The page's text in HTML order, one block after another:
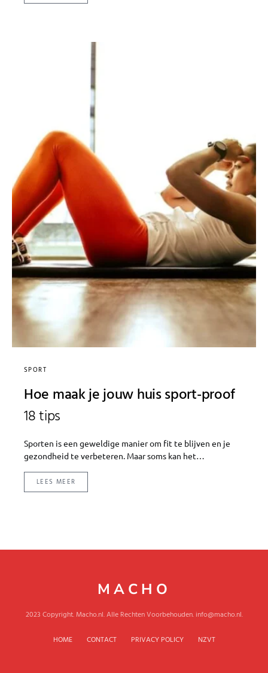
SPORT
Hoe maak je jouw huis sport-proof
18 tips
Sporten is een geweldige manier om fit te blijven en je
gezondheid te verbeteren. Maar soms kan het…
LEES MEER
MACHO
2023 Copyright. Macho.nl. Alle Rechten Voorbehouden. info@macho.nl.
HOME CONTACT PRIVACY POLICY NZVT